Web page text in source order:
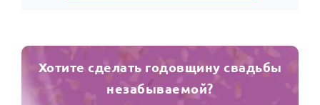
Хотите сделать годовщину свадьбы
незабываемой?